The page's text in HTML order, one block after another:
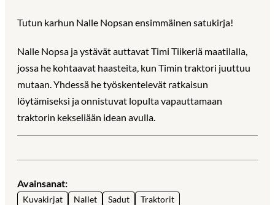
Tutun karhun Nalle Nopsan ensimmäinen satukirja!
Nalle Nopsa ja ystävät auttavat Timi Tiikeriä maatilalla,
jossa he kohtaavat haasteita, kun Timin traktori juuttuu
mutaan. Yhdessä he työskentelevät ratkaisun
löytämiseksi ja onnistuvat lopulta vapauttamaan
traktorin kekseliään idean avulla.
Avainsanat:
Kuvakirjat Nallet Sadut Traktorit